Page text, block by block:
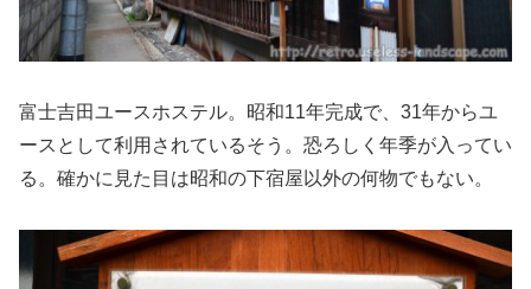
富士吉田ユースホステル。昭和11年完成で、31年からユ
ースとして利用されているそう。恐ろしく年季が入ってい
る。確かに見た目は昭和の下宿屋以外の何物でもない。